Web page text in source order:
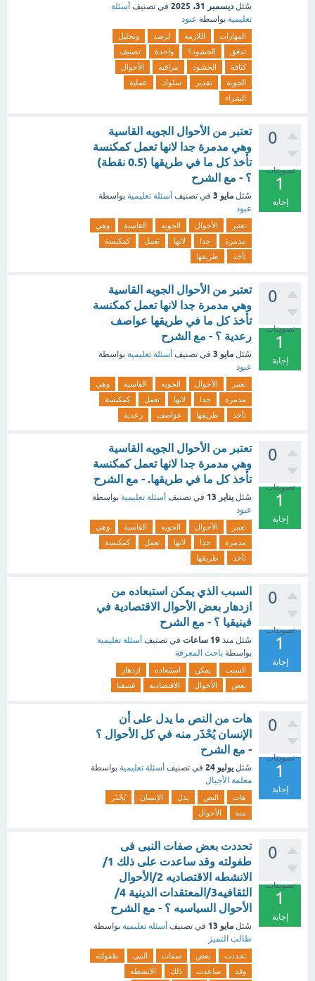
سُئل ديسمبر 31، 2025 في تصنيف أسئلة
تعليمية بواسطة عبود
المهارات اللازمة لرصد
وتحليل
تدفق
الحشود؟ واحدة
تصنيف
كثافة
الحشود مراقبة
الأحوال
الجوية
تقدير سلوك
عملية
الشراء
0
تصويتات
1
إجابة
تعتبر من الأحوال الجويه القاسية
وهي مدمرة جدا لانها تعمل كمكنسة
تأخذ كل ما في طريقها (0.5 نقطة)
؟ - مع الشرح
سُئل مايو 3 في تصنيف أسئلة تعليمية بواسطة
عبود
تعتبر الأحوال الجويه القاسية
وهي
مدمرة
جدا لانها تعمل
كمكنسة
تأخذ
طريقها
0
تصويتات
1
إجابة
تعتبر من الأحوال الجويه القاسية
وهي مدمرة جدا لانها تعمل كمكنسة
تأخذ كل ما في طريقها عواصف
رعدية ؟ - مع الشرح
سُئل مايو 3 في تصنيف أسئلة تعليمية بواسطة
عبود
تعتبر الأحوال الجويه القاسية
وهي
مدمرة
جدا لانها تعمل
كمكنسة
تأخذ
طريقها عواصف رعدية
0
تصويتات
1
إجابة
تعتبر من الأحوال الجويه القاسية
وهي مدمرة جدا لانها تعمل كمكنسة
تأخذ كل ما في طريقها. - مع الشرح
سُئل يناير 13 في تصنيف أسئلة تعليمية بواسطة
عبود
تعتبر الأحوال الجويه القاسية
وهي
مدمرة
جدا لانها تعمل
كمكنسة
تأخذ
طريقها
0
تصويتات
1
إجابة
السبب الذي يمكن استبعاده من
ازدهار بعض الأحوال الاقتصادية في
فينيقيا ؟ - مع الشرح
سُئل منذ 19 ساعات في تصنيف أسئلة تعليمية
بواسطة باحث المعرفة
السبب يمكن استبعاده
ازدهار
بعض
الأحوال الاقتصادية فينيقيا
0
تصويتات
1
إجابة
هات من النص ما يدل على أن
الإنسان يُحْذَر منه في كل الأحوال ؟
- مع الشرح
سُئل يوليو 24 في تصنيف أسئلة تعليمية بواسطة
معلمة الأجيال
هات النص يدل الإنسان
يُحْذَر
منه
الأحوال
0
تصويتات
1
إجابة
تحددت بعض صفات النبى فى
طفولته وقد ساعدت على ذلك 1/
الانشطه الاقتصاديه 2/الأحوال
الثقافيه3/المعتقدات الدينية 4/
الأحوال السياسيه ؟ - مع الشرح
سُئل مايو 13 في تصنيف أسئلة تعليمية بواسطة
طالب التميز
تحددت بعض صفات النبى
طفولته
وقد
ساعدت ذلك الانشطه